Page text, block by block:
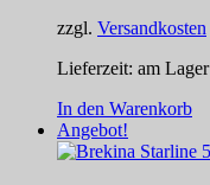
zzgl. Versandkosten
Lieferzeit: am Lager
In den Warenkorb
Angebot!